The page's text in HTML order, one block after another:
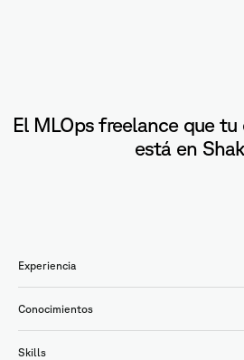
El MLOps freelance que
está en
Experiencia
Conocimientos
Skills